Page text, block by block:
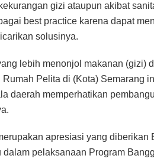
gizi ataupun akibat
best practice karena dapat
solusinya.
lebih menonjol makanan (gizi)
Pelita di (Kota) Semarang
daerah memperhatikan
apresiasi yang
dalam pelaksanaan Program